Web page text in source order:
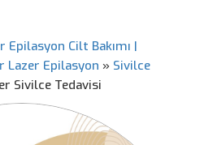
Cilt Bakımı |
Lazer Epilasyon » Sivilce
Sivilce Tedavisi